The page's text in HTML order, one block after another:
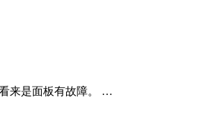
来是面板有故障。 …